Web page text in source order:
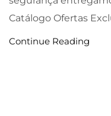
Catálogo Ofertas
Continue Reading